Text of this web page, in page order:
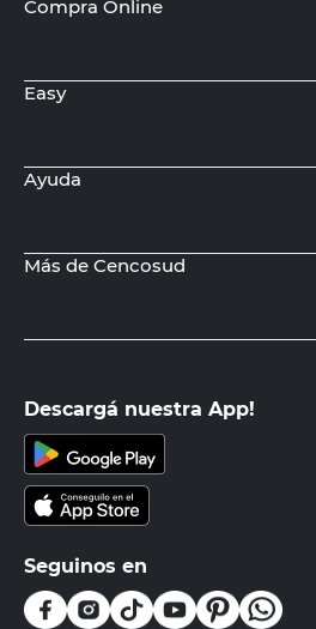
Compra Online
Easy
Ayuda
Más de Cencosud
Descargá nuestra App!
Seguinos en